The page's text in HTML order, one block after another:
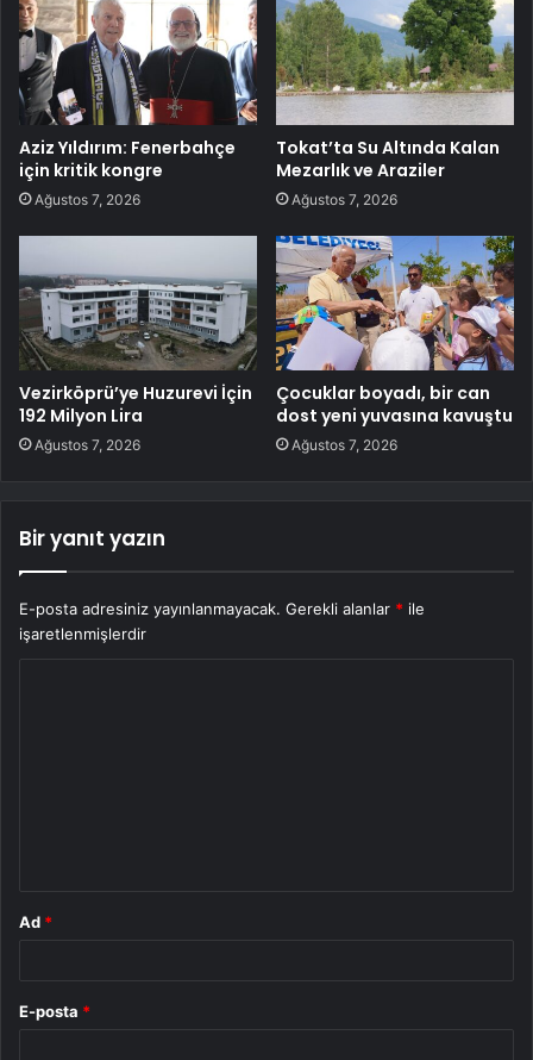
Aziz Yıldırım: Fenerbahçe
için kritik kongre
Ağustos 7, 2026
Tokat’ta Su Altında Kalan
Mezarlık ve Araziler
Ağustos 7, 2026
Vezirköprü’ye Huzurevi İçin
192 Milyon Lira
Ağustos 7, 2026
Çocuklar boyadı, bir can
dost yeni yuvasına kavuştu
Ağustos 7, 2026
Bir yanıt yazın
E-posta adresiniz yayınlanmayacak. Gerekli alanlar * ile
işaretlenmişlerdir
Ad *
E-posta *